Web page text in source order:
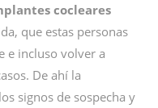
cocleares
que estas personas
e incluso volver a
De ahí la
signos de sospecha y